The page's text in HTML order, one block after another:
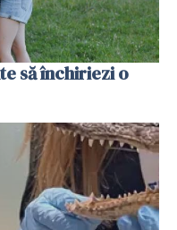
să închiriezi o